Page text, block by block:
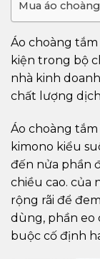
Mua áo
Áo choàng
kiện trong bộ
nhà kinh
chất lượng
Áo choàng
kimono kiểu
đến nửa phần
chiều cao. của
rộng rãi để
dùng, phần eo
buộc cố định